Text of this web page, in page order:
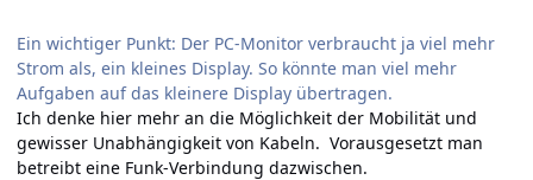
Ein wichtiger Punkt: Der PC-Monitor verbraucht ja viel mehr
Strom als, ein kleines Display. So könnte man viel mehr
Aufgaben auf das kleinere Display übertragen.
Ich denke hier mehr an die Möglichkeit der Mobilität und
gewisser Unabhängigkeit von Kabeln. Vorausgesetzt man
betreibt eine Funk-Verbindung dazwischen.